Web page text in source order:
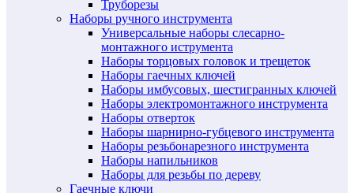
Труборезы
Наборы ручного инструмента
Универсальные наборы слесарно-
монтажного иструмента
Наборы торцовых головок и трещеток
Наборы гаечных ключей
Наборы имбусовых, шестигранных ключей
Наборы электромонтажного инструмента
Наборы отверток
Наборы шарнирно-губцевого инструмента
Наборы резьбонарезного инструмента
Наборы напильников
Наборы для резьбы по дереву
Гаечные ключи